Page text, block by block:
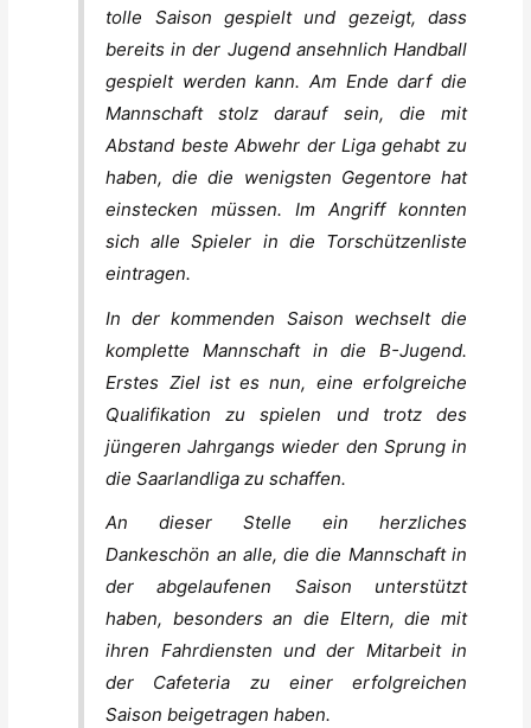
tolle Saison gespielt und gezeigt, dass
bereits in der Jugend ansehnlich Handball
gespielt werden kann. Am Ende darf die
Mannschaft stolz darauf sein, die mit
Abstand beste Abwehr der Liga gehabt zu
haben, die die wenigsten Gegentore hat
einstecken müssen. Im Angriff konnten
sich alle Spieler in die Torschützenliste
eintragen.
In der kommenden Saison wechselt die
komplette Mannschaft in die B-Jugend.
Erstes Ziel ist es nun, eine erfolgreiche
Qualifikation zu spielen und trotz des
jüngeren Jahrgangs wieder den Sprung in
die Saarlandliga zu schaffen.
An dieser Stelle ein herzliches
Dankeschön an alle, die die Mannschaft in
der abgelaufenen Saison unterstützt
haben, besonders an die Eltern, die mit
ihren Fahrdiensten und der Mitarbeit in
der Cafeteria zu einer erfolgreichen
Saison beigetragen haben.